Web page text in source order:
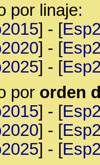
por linaje:
] - [
] - [
] - [
por orden
] - [
] - [
] - [